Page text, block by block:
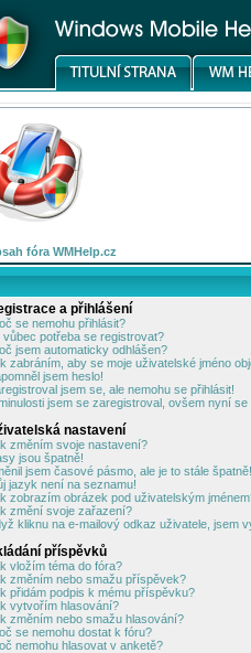
fóra WMHelp.cz
a přihlášení
se nemohu přihlásit?
vůbec potřeba se registrovat?
jsem automaticky odhlášen?
zabráním, aby se moje uživatelské jméno
jsem heslo!
jsem se, ale nemohu se přihlásit!
jsem se zaregistroval, ovšem nyní se
nastavení
změním svoje nastavení?
jsou špatně!
jsem časové pásmo, ale je to stále špatně!
jazyk není na seznamu!
zobrazím obrázek pod uživatelským
změní svoje zařazení?
kliknu na e-mailový odkaz uživatele, jsem
příspěvků
vložím téma do fóra?
změním nebo smažu příspěvek?
přidám podpis k mému příspěvku?
vytvořím hlasování?
změním nebo smažu hlasování?
se nemohu dostat k fóru?
nemohu hlasovat v anketě?